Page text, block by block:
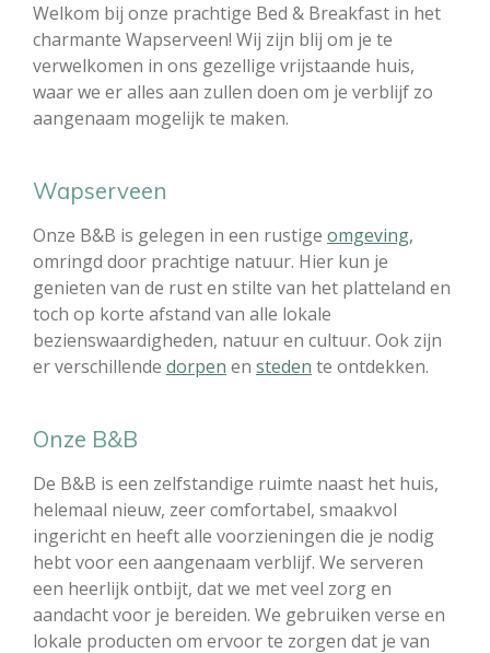
Welkom bij onze prachtige Bed & Breakfast in het
charmante Wapserveen! Wij zijn blij om je te
verwelkomen in ons gezellige vrijstaande huis,
waar we er alles aan zullen doen om je verblijf zo
aangenaam mogelijk te maken.
Wapserveen
Onze B&B is gelegen in een rustige omgeving,
omringd door prachtige natuur. Hier kun je
genieten van de rust en stilte van het platteland en
toch op korte afstand van alle lokale
bezienswaardigheden, natuur en cultuur. Ook zijn
er verschillende dorpen en steden te ontdekken.
Onze B&B
De B&B is een zelfstandige ruimte naast het huis,
helemaal nieuw, zeer comfortabel, smaakvol
ingericht en heeft alle voorzieningen die je nodig
hebt voor een aangenaam verblijf. We serveren
een heerlijk ontbijt, dat we met veel zorg en
aandacht voor je bereiden. We gebruiken verse en
lokale producten om ervoor te zorgen dat je van